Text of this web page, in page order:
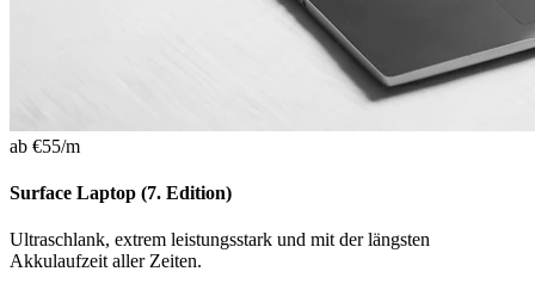
ab €55/m
Surface Laptop (7. Edition)
Ultraschlank, extrem leistungsstark und mit der längsten
Akkulaufzeit aller Zeiten.